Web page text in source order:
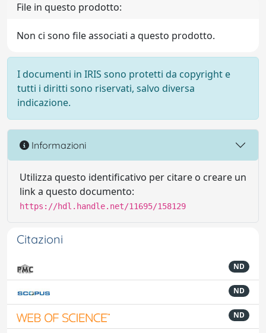
File in questo prodotto:
Non ci sono file associati a questo prodotto.
I documenti in IRIS sono protetti da copyright e
tutti i diritti sono riservati, salvo diversa
indicazione.
Informazioni
Utilizza questo identificativo per citare o creare un
link a questo documento:
https://hdl.handle.net/11695/158129
Citazioni
ND
ND
ND